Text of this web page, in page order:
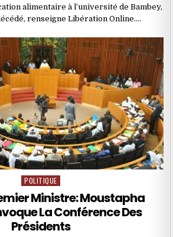
alimentaire à l’université de Bambey,
renseigne Libération Online….
Posted
POLITIQUE
Ministre: Moustapha
La Conférence Des
Présidents